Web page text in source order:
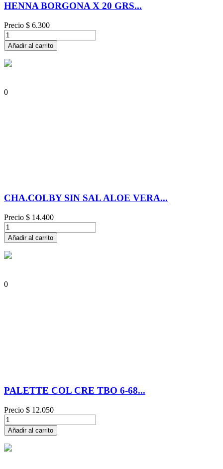
HENNA BORGONA X 20 GRS...
Precio $ 6.300
Añadir al carrito
0
CHA.COLBY SIN SAL ALOE VERA...
Precio $ 14.400
Añadir al carrito
0
PALETTE COL CRE TBO 6-68...
Precio $ 12.050
Añadir al carrito